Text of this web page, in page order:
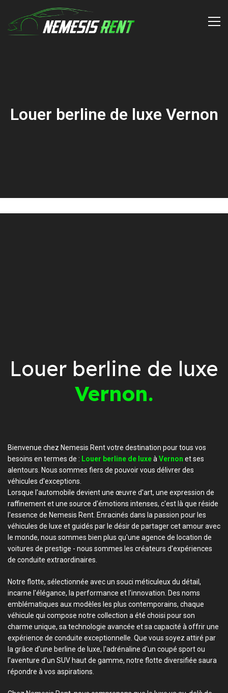
Louer berline de luxe Vernon
Louer berline de luxe
Vernon.
Bienvenue chez Nemesis Rent votre destination pour tous vos
besoins en termes de : Louer berline de luxeà Vernon et ses
alentours. Nous sommes fiers de pouvoir vous délivrer des
véhicules d'exceptions.
Lorsque l'automobile devient une œuvre d'art, une expression de
raffinement et une source d'émotions intenses, c'est là que réside
l'essence de Nemesis Rent. Enracinés dans la passion pour les
véhicules de luxe et guidés par le désir de partager cet amour avec
le monde, nous sommes bien plus qu'une agence de location de
voitures de prestige - nous sommes les créateurs d'expériences
de conduite extraordinaires.
Notre flotte, sélectionnée avec un souci méticuleux du détail,
incarne l'élégance, la performance et l'innovation. Des noms
emblématiques aux modèles les plus contemporains, chaque
véhicule qui compose notre collection a été choisi pour son
charme unique, sa technologie avancée et sa capacité à offrir une
expérience de conduite exceptionnelle. Que vous soyez attiré par
la grâce d'une berline de luxe, l'adrénaline d'un coupé sport ou
l'aventure d'un SUV haut de gamme, notre flotte diversifiée saura
répondre à vos aspirations.